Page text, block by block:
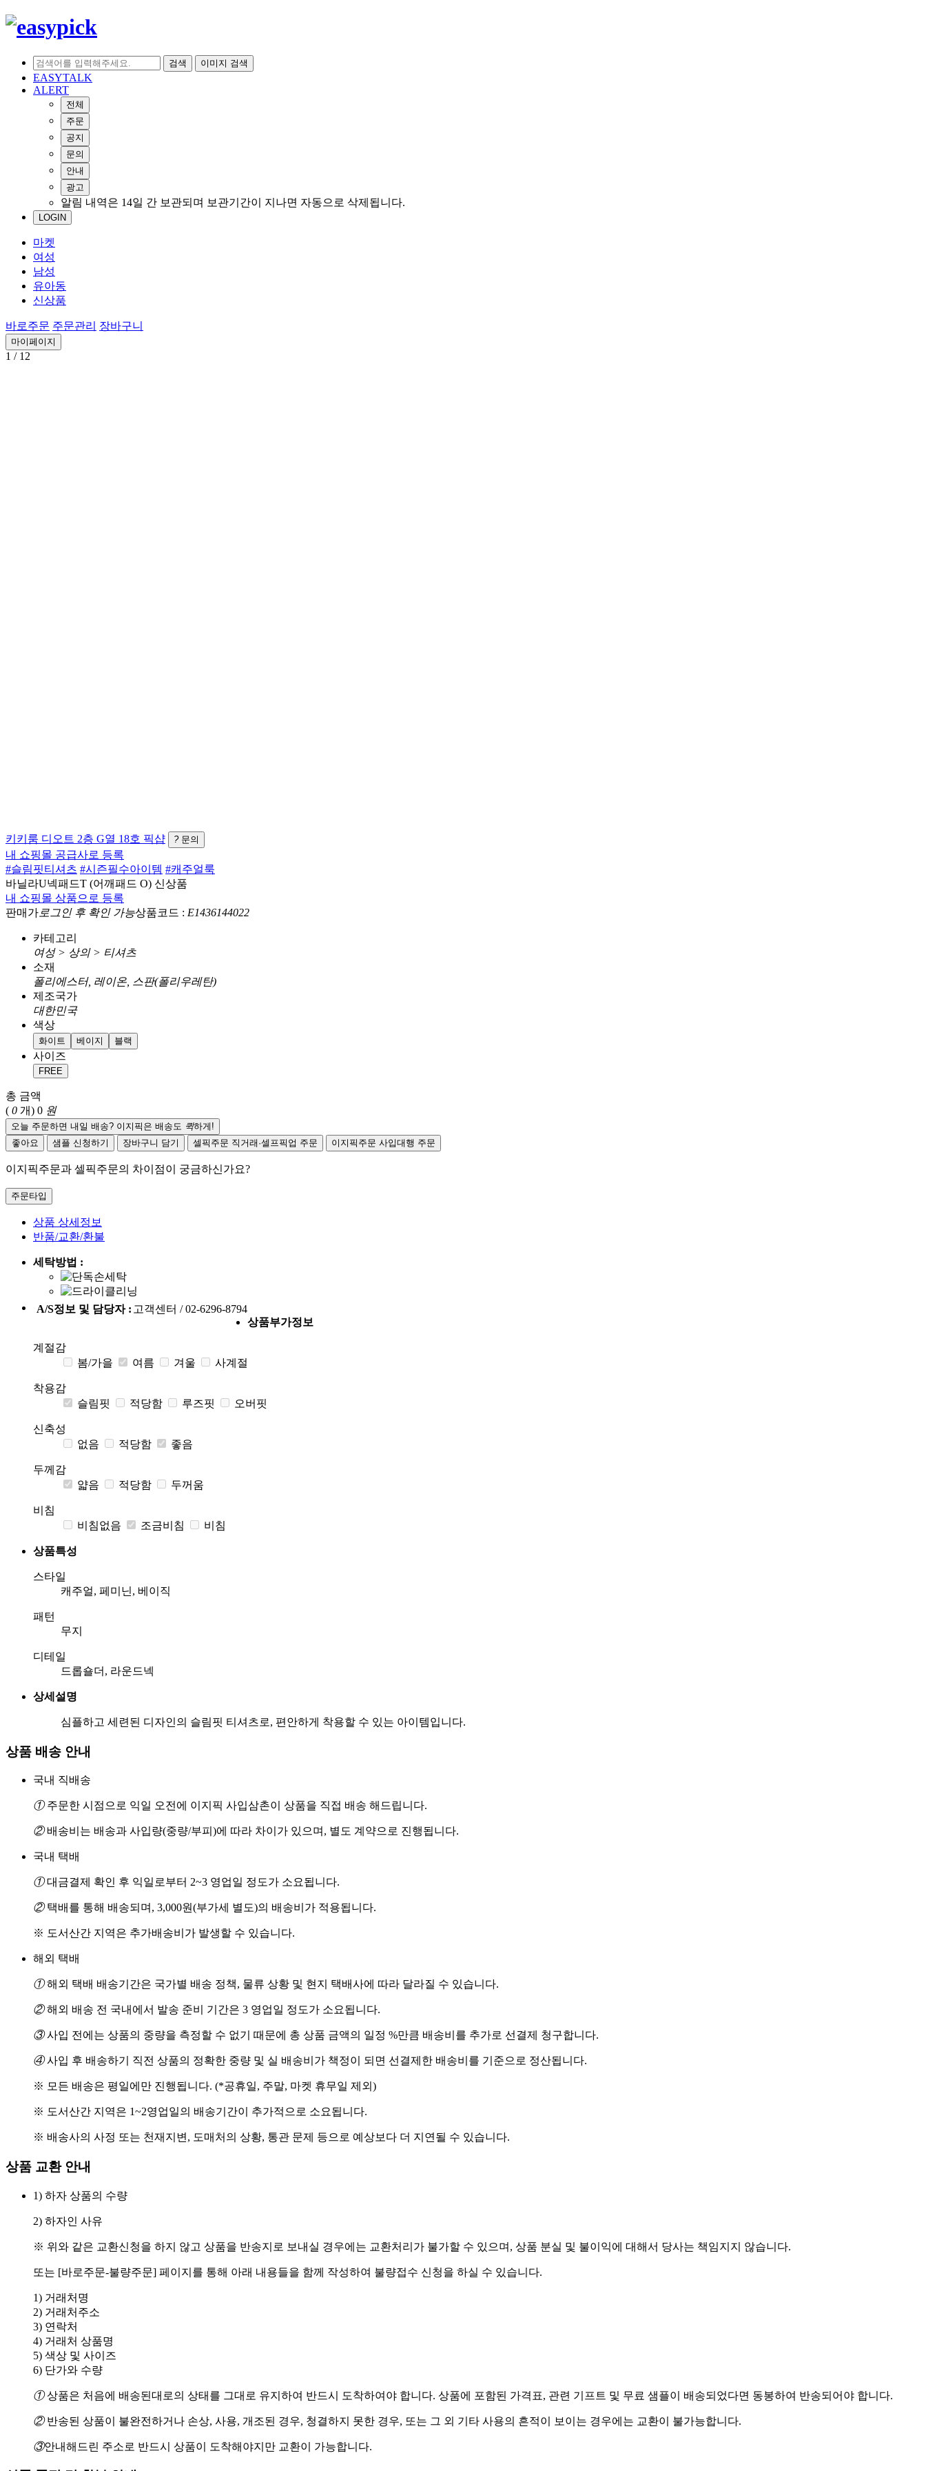
검색 이미지 검색
EASYTALK
ALERT
전체
주문
공지
문의
안내
광고
알림 내역은 14일 간 보관되며 보관기간이 지나면 자동으로 삭제됩니다.
LOGIN
마켓
여성
남성
유아동
신상품
바로주문 주문관리 장바구니
마이페이지
1 / 12
키키룸 디오트 2층 G열 18호 픽샵 ? 문의
내 쇼핑몰 공급사로 등록
#슬림핏티셔츠 #시즌필수아이템 #캐주얼룩
바닐라U넥패드T (어깨패드 O) 신상품
내 쇼핑몰 상품으로 등록
판매가 로그인 후 확인 가능상품코드 : E1436144022
카테고리
여성 > 상의 > 티셔츠
소재
폴리에스터, 레이온, 스판(폴리우레탄)
제조국가
대한민국
색상
화이트 베이지 블랙
사이즈
FREE
총 금액
( 0 개) 0 원
오늘 주문하면 내일 배송? 이지픽은 배송도 퀵하게!
좋아요
샘플 신청하기 장바구니 담기 셀픽주문 직거래·셀프픽업 주문 이지픽주문 사입대행 주문
이지픽주문과 셀픽주문의 차이점이 궁금하신가요?
주문타입
상품 상세정보
반품/교환/환불
세탁방법 :
A/S정보 및 담당자 : 고객센터 / 02-6296-8794
상품부가정보
계절감
봄/가을
여름 겨울 사계절
착용감
슬림핏
적당함 루즈핏 오버핏
신축성
없음
적당함 좋음
두께감
얇음
적당함 두꺼움
비침
비침없음
조금비침 비침
상품특성
스타일
캐주얼, 페미닌, 베이직
패턴
무지
디테일
드롭숄더, 라운드넥
상세설명
심플하고 세련된 디자인의 슬림핏 티셔츠로, 편안하게 착용할 수 있는 아이템입니다.
상품 배송 안내
국내 직배송
①주문한 시점으로 익일 오전에 이지픽 사입삼촌이 상품을 직접 배송 해드립니다.
②배송비는 배송과 사입량(중량/부피)에 따라 차이가 있으며, 별도 계약으로 진행됩니다.
국내 택배
①대금결제 확인 후 익일로부터 2~3 영업일 정도가 소요됩니다.
②택배를 통해 배송되며, 3,000원(부가세 별도)의 배송비가 적용됩니다.
※ 도서산간 지역은 추가배송비가 발생할 수 있습니다.
해외 택배
①해외 택배 배송기간은 국가별 배송 정책, 물류 상황 및 현지 택배사에 따라 달라질 수 있습니다.
②해외 배송 전 국내에서 발송 준비 기간은 3 영업일 정도가 소요됩니다.
③사입 전에는 상품의 중량을 측정할 수 없기 때문에 총 상품 금액의 일정 %만큼 배송비를 추가로 선결제 청구합니다.
④사입 후 배송하기 직전 상품의 정확한 중량 및 실 배송비가 책정이 되면 선결제한 배송비를 기준으로 정산됩니다.
※ 모든 배송은 평일에만 진행됩니다. (*공휴일, 주말, 마켓 휴무일 제외)
※ 도서산간 지역은 1~2영업일의 배송기간이 추가적으로 소요됩니다.
※ 배송사의 사정 또는 천재지변, 도매처의 상황, 통관 문제 등으로 예상보다 더 지연될 수 있습니다.
상품 교환 안내
1) 하자 상품의 수량
2) 하자인 사유
※ 위와 같은 교환신청을 하지 않고 상품을 반송지로 보내실 경우에는 교환처리가 불가할 수 있으며, 상품 분실 및 불이익에 대해서 당사는 책임지지 않습니다.
또는 [바로주문-불량주문] 페이지를 통해 아래 내용들을 함께 작성하여 불량접수 신청을 하실 수 있습니다.
1) 거래처명
2) 거래처주소
3) 연락처
4) 거래처 상품명
5) 색상 및 사이즈
6) 단가와 수량
①상품은 처음에 배송된대로의 상태를 그대로 유지하여 반드시 도착하여야 합니다. 상품에 포함된 가격표, 관련 기프트 및 무료 샘플이 배송되었다면 동봉하여 반송되어야 합니다.
②반송된 상품이 불완전하거나 손상, 사용, 개조된 경우, 청결하지 못한 경우, 또는 그 외 기타 사용의 흔적이 보이는 경우에는 교환이 불가능합니다.
③안내해드린 주소로 반드시 상품이 도착해야지만 교환이 가능합니다.